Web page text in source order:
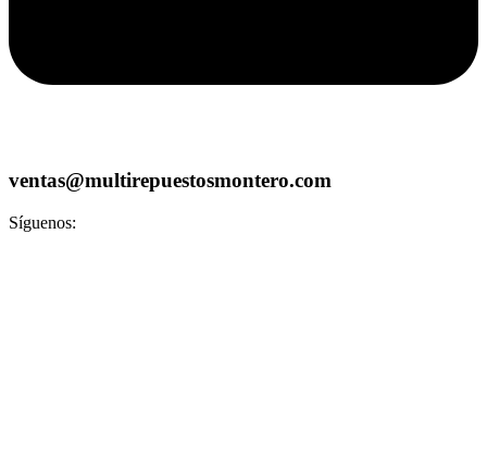
ventas@multirepuestosmontero.com
Síguenos: